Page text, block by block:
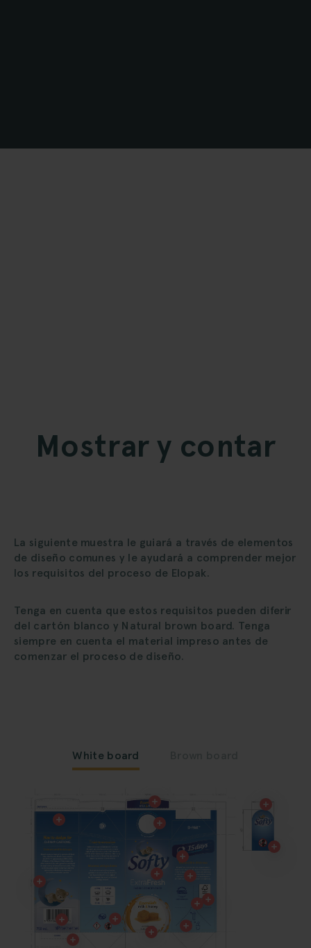
Mostrar y contar
La siguiente muestra le guiará a través de elementos
de diseño comunes y le ayudará a comprender mejor
los requisitos del proceso de Elopak.
Tenga en cuenta que estos requisitos pueden diferir
del cartón blanco y Natural brown board. Tenga
siempre en cuenta el material impreso antes de
comenzar el proceso de diseño.
White board